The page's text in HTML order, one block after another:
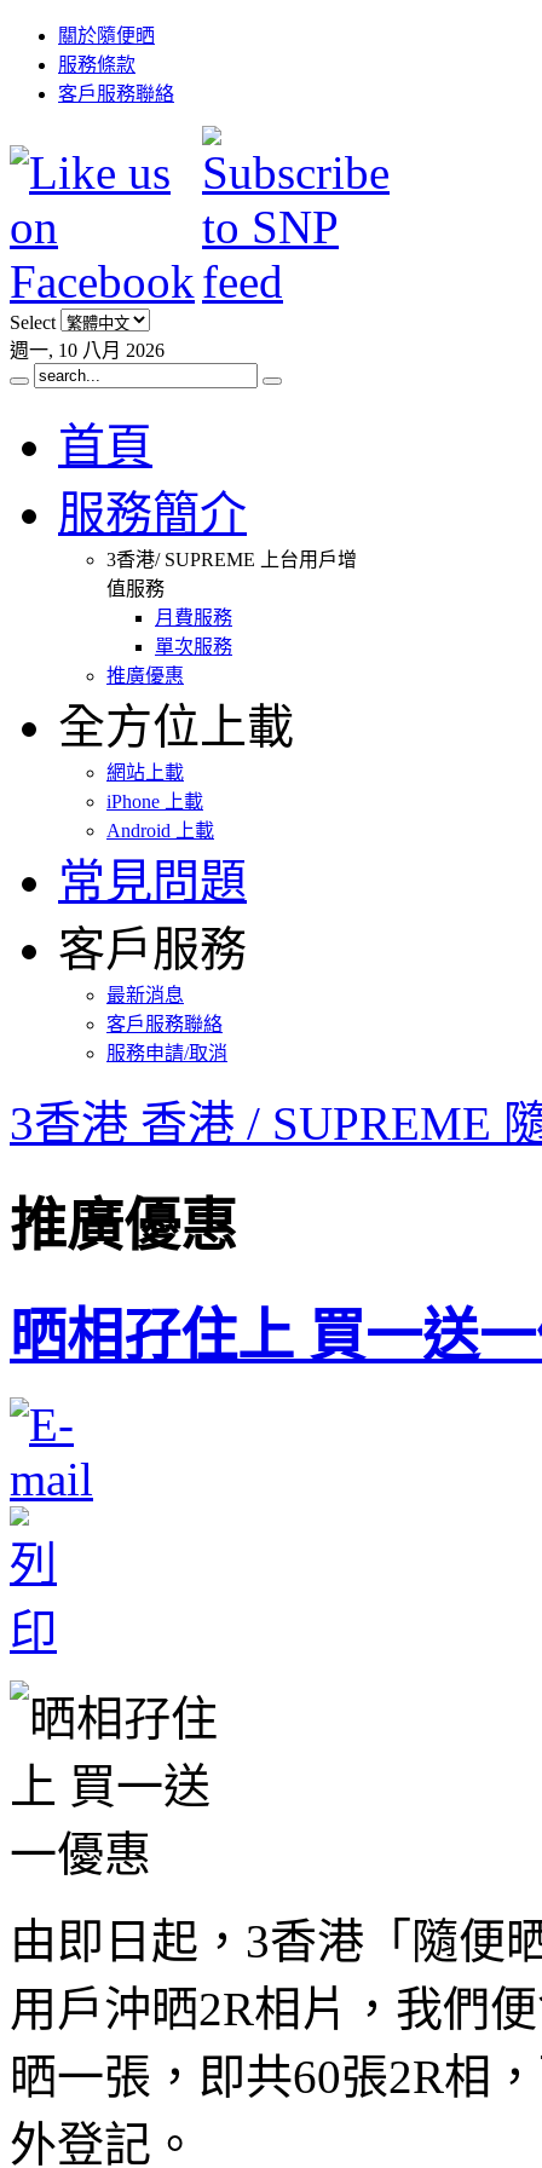
關於隨便晒
服務條款
客戶服務聯絡
Select
週一, 10 八月 2026
首頁
服務簡介
3香港/ SUPREME 上台用戶增
值服務
月費服務
單次服務
推廣優惠
全方位上載
網站上載
iPhone 上載
Android 上載
常見問題
客戶服務
最新消息
客戶服務聯絡
服務申請/取消
3香港 香港 / SUPREME
推廣優惠
晒相孖住上 買一送
由即日起，3香港「隨便
用戶沖晒2R相片，我們
晒一張，即共60張2R相
外登記。